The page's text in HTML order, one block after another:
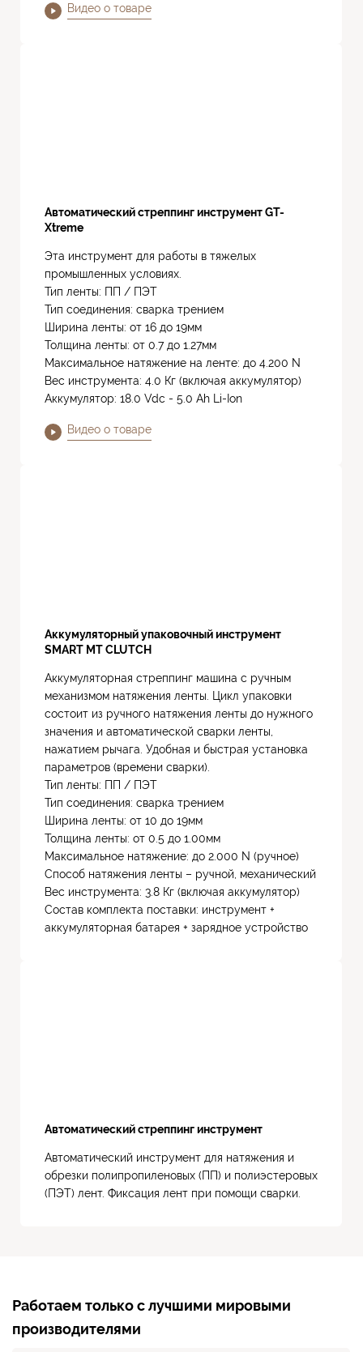
Видео о товаре
Автоматический стреппинг инструмент GT-
Xtreme
Эта инструмент для работы в тяжелых
промышленных условиях.
Тип ленты: ПП / ПЭТ
Тип соединения: сварка трением
Ширина ленты: от 16 до 19мм
Толщина ленты: от 0.7 до 1.27мм
Максимальное натяжение на ленте: до 4.200 N
Вес инструмента: 4.0 Кг (включая аккумулятор)
Аккумулятор: 18.0 Vdc - 5.0 Ah Li-Ion
Видео о товаре
Аккумуляторный упаковочный инструмент
SMART MT CLUTCH
Аккумуляторная стреппинг машина с ручным
механизмом натяжения ленты. Цикл упаковки
состоит из ручного натяжения ленты до нужного
значения и автоматической сварки ленты,
нажатием рычага. Удобная и быстрая установка
параметров (времени сварки).
Тип ленты: ПП / ПЭТ
Тип соединения: сварка трением
Ширина ленты: от 10 до 19мм
Толщина ленты: от 0.5 до 1.00мм
Максимальное натяжение: до 2.000 N (ручное)
Способ натяжения ленты – ручной, механический
Вес инструмента: 3.8 Кг (включая аккумулятор)
Состав комплекта поставки: инструмент +
аккумуляторная батарея + зарядное устройство
Автоматический стреппинг инструмент
Автоматический инструмент для натяжения и
обрезки полипропиленовых (ПП) и полиэстеровых
(ПЭТ) лент. Фиксация лент при помощи сварки.
Работаем только с лучшими мировыми
производителями